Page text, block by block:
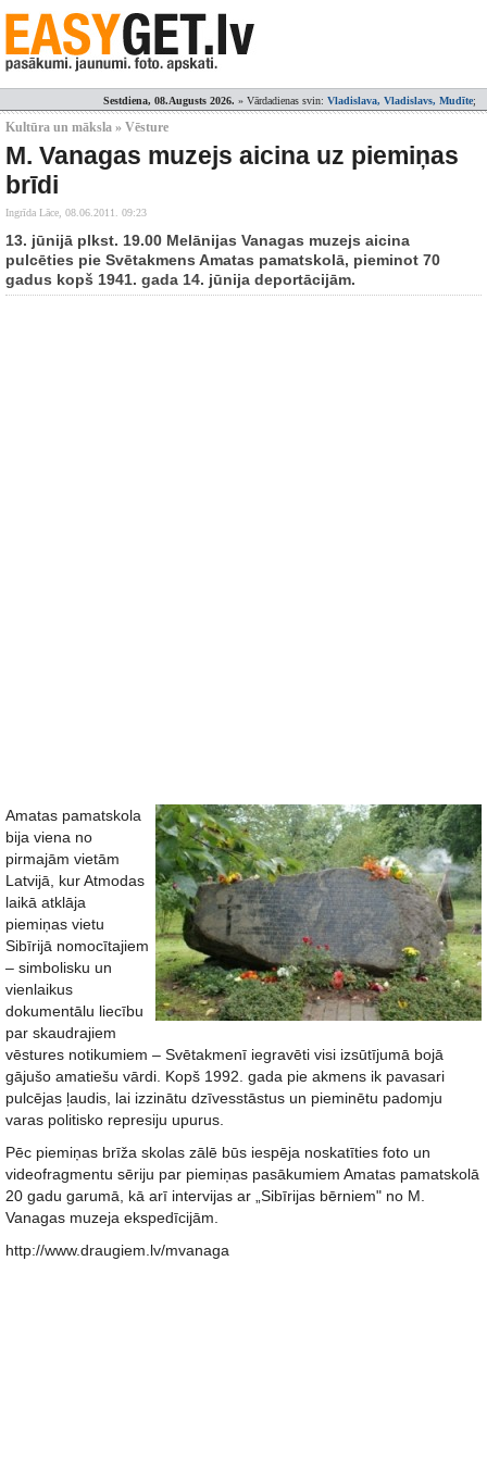
Sestdiena, 08.Augusts 2026. » Vārdadienas svin: Vladislava, Vladislavs, Mudīte;
Kultūra un māksla » Vēsture
M. Vanagas muzejs aicina uz piemiņas
brīdi
Ingrīda Lāce, 08.06.2011. 09:23
13. jūnijā plkst. 19.00 Melānijas Vanagas muzejs aicina
pulcēties pie Svētakmens Amatas pamatskolā, pieminot 70
gadus kopš 1941. gada 14. jūnija deportācijām.
Amatas pamatskola
bija viena no
pirmajām vietām
Latvijā, kur Atmodas
laikā atklāja
piemiņas vietu
Sibīrijā nomocītajiem
– simbolisku un
vienlaikus
dokumentālu liecību
par skaudrajiem
vēstures notikumiem – Svētakmenī iegravēti visi izsūtījumā bojā
gājušo amatiešu vārdi. Kopš 1992. gada pie akmens ik pavasari
pulcējas ļaudis, lai izzinātu dzīvesstāstus un pieminētu padomju
varas politisko represiju upurus.
Pēc piemiņas brīža skolas zālē būs iespēja noskatīties foto un
videofragmentu sēriju par piemiņas pasākumiem Amatas pamatskolā
20 gadu garumā, kā arī intervijas ar „Sibīrijas bērniem" no M.
Vanagas muzeja ekspedīcijām.
http://www.draugiem.lv/mvanaga